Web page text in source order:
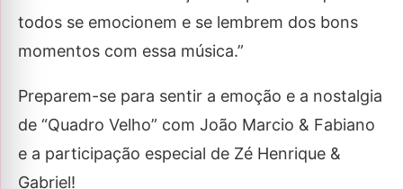
todos se emocionem e se lembrem dos bons
momentos com essa música.”
Preparem-se para sentir a emoção e a nostalgia
de “Quadro Velho” com João Marcio & Fabiano
e a participação especial de Zé Henrique &
Gabriel!